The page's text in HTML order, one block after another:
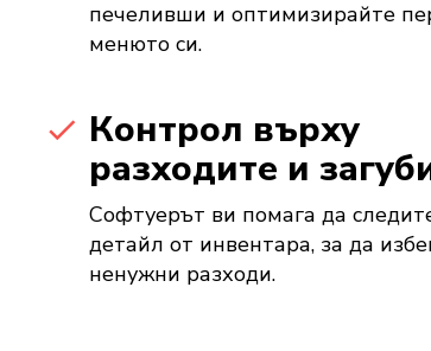
печеливши и оптимизирайте
менюто си.
Контрол върху
разходите и
Софтуерът ви помага да
детайл от инвентара, за да
ненужни разходи.